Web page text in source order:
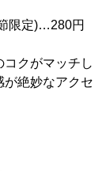
限定)…280円
クがマッチし
が絶妙なアクセ